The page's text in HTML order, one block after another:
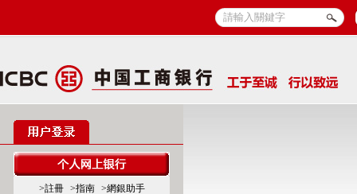
>註冊 >指南
>網銀助手